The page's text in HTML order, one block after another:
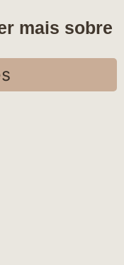
mais sobre